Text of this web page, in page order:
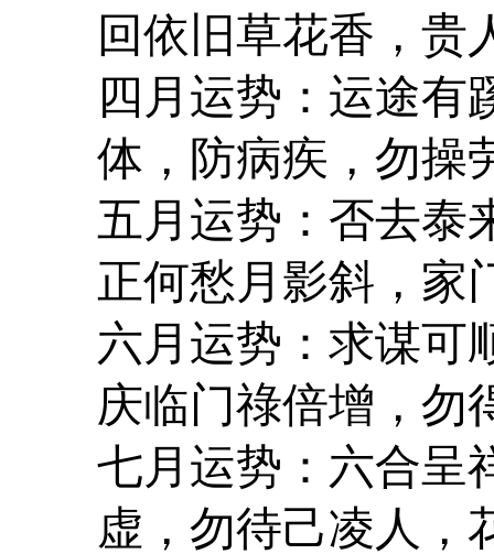
回依旧草花香，贵
四月运势：运途有
体，防病疾，勿操
五月运势：否去泰
正何愁月影斜，家
六月运势：求谋可
庆临门祿倍增，勿
七月运势：六合呈
虚，勿待己凌人，